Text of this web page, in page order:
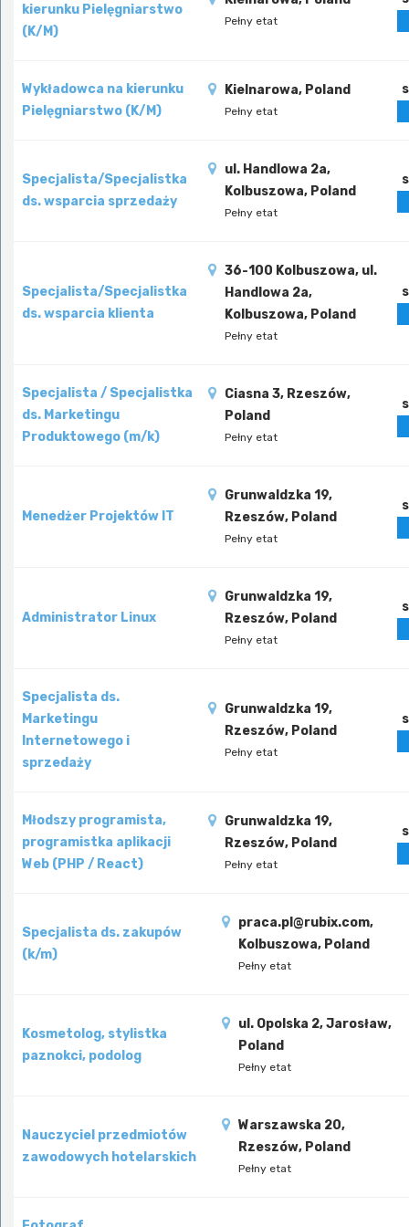
kierunku Pielęgniarstwo
(K/M)
Pełny etat
Wykładowca na kierunku
Pielęgniarstwo (K/M)
Kielnarowa, Poland
Pełny etat
Specjalista/Specjalistka
ds. wsparcia sprzedaży
ul. Handlowa 2a,
Kolbuszowa, Poland
Pełny etat
Specjalista/Specjalistka
ds. wsparcia klienta
36-100 Kolbuszowa, ul.
Handlowa 2a,
Kolbuszowa, Poland
Pełny etat
Specjalista / Specjalistka
ds. Marketingu
Produktowego (m/k)
Ciasna 3, Rzeszów,
Poland
Pełny etat
Menedżer Projektów IT
Grunwaldzka 19,
Rzeszów, Poland
Pełny etat
Administrator Linux
Grunwaldzka 19,
Rzeszów, Poland
Pełny etat
Specjalista ds.
Marketingu
Internetowego i
sprzedaży
Grunwaldzka 19,
Rzeszów, Poland
Pełny etat
Młodszy programista,
programistka aplikacji
Web (PHP / React)
Grunwaldzka 19,
Rzeszów, Poland
Pełny etat
Specjalista ds. zakupów
(k/m)
praca.pl@rubix.com,
Kolbuszowa, Poland
Pełny etat
Kosmetolog, stylistka
paznokci, podolog
ul. Opolska 2, Jarosław,
Poland
Pełny etat
Nauczyciel przedmiotów
zawodowych hotelarskich
Warszawska 20,
Rzeszów, Poland
Pełny etat